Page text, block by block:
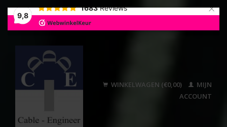
9,8
1683 Reviews ×
WINKELWAGEN (€0,00)
MIJN
ACCOUNT